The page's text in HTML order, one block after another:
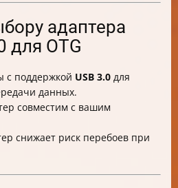
адаптера
для OTG
с поддержкой USB 3.0 для
данных.
совместим с вашим
снижает риск перебоев при